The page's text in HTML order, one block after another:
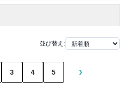
並び替え:
3 4 5 ›